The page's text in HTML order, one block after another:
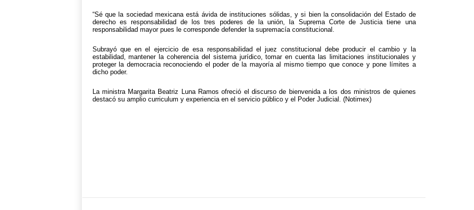
“Sé que la sociedad mexicana está ávida de instituciones sólidas, y si bien la consolidación del Estado de
derecho es responsabilidad de los tres poderes de la unión, la Suprema Corte de Justicia tiene una
responsabilidad mayor pues le corresponde defender la supremacía constitucional.
Subrayó que en el ejercicio de esa responsabilidad el juez constitucional debe producir el cambio y la
estabilidad, mantener la coherencia del sistema jurídico, tomar en cuenta las limitaciones institucionales y
proteger la democracia reconociendo el poder de la mayoría al mismo tiempo que conoce y pone límites a
dicho poder.
La ministra Margarita Beatriz Luna Ramos ofreció el discurso de bienvenida a los dos ministros de quienes
destacó su amplio curriculum y experiencia en el servicio público y el Poder Judicial. (Notimex)